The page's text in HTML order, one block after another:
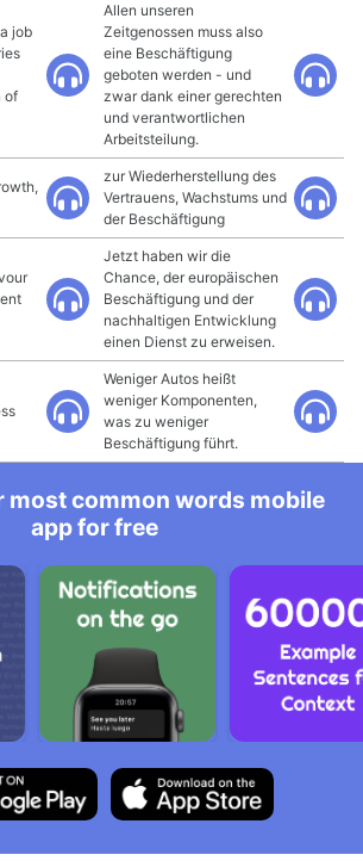
job
of
Allen unseren
Zeitgenossen muss also
eine Beschäftigung
geboten werden - und
zwar dank einer gerechten
und verantwortlichen
Arbeitsteilung.
zur Wiederherstellung des
Vertrauens, Wachstums und
der Beschäftigung
Jetzt haben wir die
Chance, der europäischen
Beschäftigung und der
nachhaltigen Entwicklung
einen Dienst zu erweisen.
Weniger Autos heißt
weniger Komponenten,
was zu weniger
Beschäftigung führt.
most common words mobile
app for free